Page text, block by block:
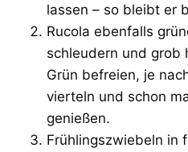
lassen – so bleibt er
Rucola ebenfalls
schleudern und grob
Grün befreien, je
vierteln und schon
genießen.
Frühlingszwiebeln in